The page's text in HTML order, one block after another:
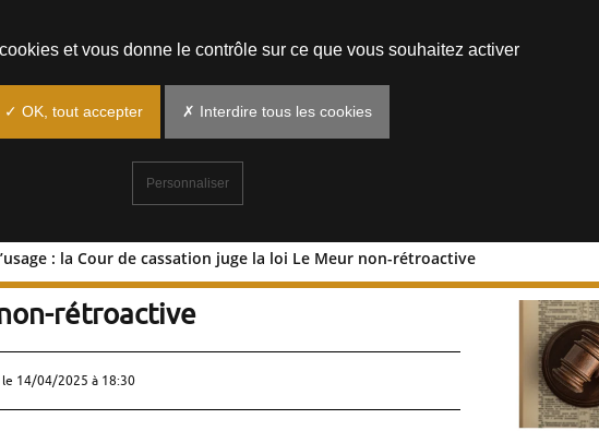
: la Cour de cassation juge la loi Le Meur non-rétroactive
d’usage : la Cour de
rétroactive
14/04/2025 à 18:30
et vous donne le contrôle sur ce que vous souhaitez activer
✓ OK, tout accepter ✗ Interdire tous les cookies
Personnaliser